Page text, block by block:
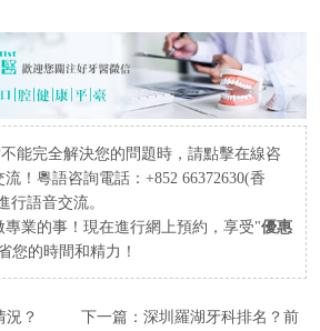
能完全解決您的問題時，請點擊在線咨
！粵語咨詢電話：+852 66372630(香
行語音交流。
業的事！現在進行網上預約，享受"優惠
您的時間和精力！
況？
下一篇： 深圳羅湖牙科排名？前